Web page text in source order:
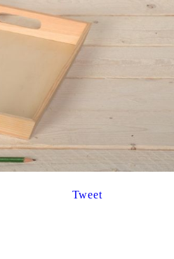
Tweet